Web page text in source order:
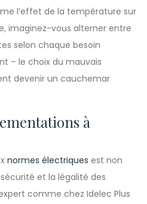
l’effet de la température sur
imaginez-vous alterner entre
selon chaque besoin
– le choix du mauvais
devenir un cauchemar
à
normes électriques est non
et la légalité des
comme chez Idelec Plus